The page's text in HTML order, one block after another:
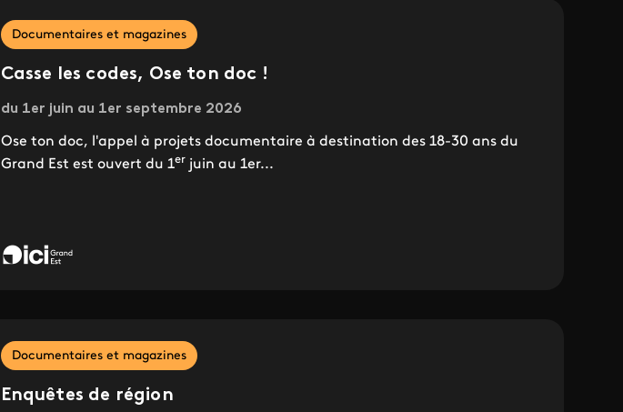
Documentaires et magazines
Casse les codes, Ose ton doc !
du 1er juin au 1er septembre 2026
Ose ton doc, l'appel à projets documentaire à destination des 18-30 ans du
Grand Est est ouvert du 1er juin au 1er...
Documentaires et magazines
Enquêtes de région